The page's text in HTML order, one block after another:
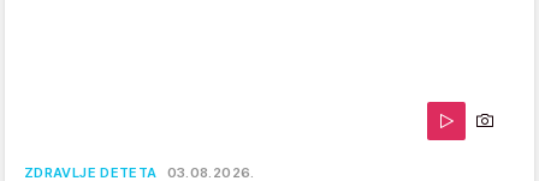
ZDRAVLJE DETETA 03.08.2026.